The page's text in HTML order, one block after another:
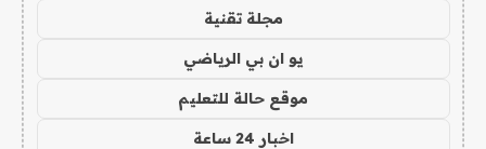
مجلة تقنية
يو ان بي الرياضي
موقع حالة للتعليم
اخبار 24 ساعة